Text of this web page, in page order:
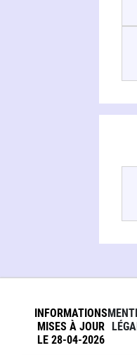
INFORMATIONS
MISES À JOUR
LE 28-04-2026